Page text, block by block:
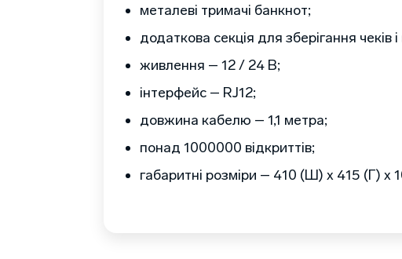
металеві тримачі банкнот;
додаткова секція для зберігання чеків
живлення – 12 / 24 В;
інтерфейс – RJ12;
довжина кабелю – 1,1 метра;
понад 1000000 відкриттів;
габаритні розміри – 410 (Ш) х 415 (Г) х